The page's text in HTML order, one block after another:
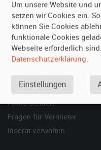
Über uns
Leistungen
Referenzen
Kundenmeinungen
Oldtimer anmelden
Fotos senden
Fragen für Vermieter
Inserat verwalten
Um unsere Website und
setzen wir Cookies ein.
können Sie Cookies
funktionale Cookies
Webseite erforderlich
Datenschutzerklärung.
Einstellungen